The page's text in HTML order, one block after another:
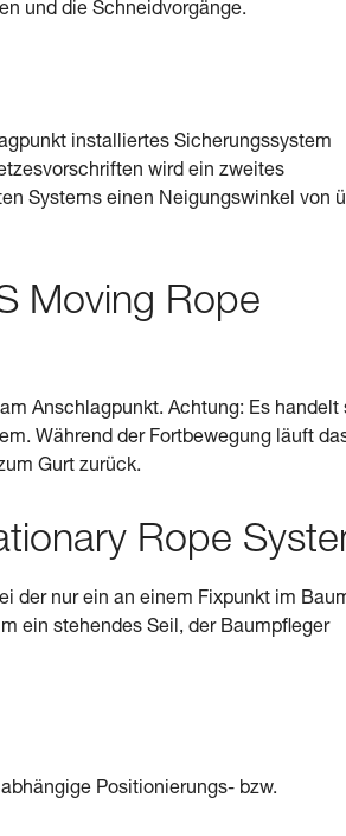
und die Schneidvorgänge.
installiertes Sicherungssystem
wird ein zweites
Systems einen Neigungswinkel von
Moving Rope
Anschlagpunkt. Achtung: Es handelt
Während der Fortbewegung läuft
Gurt zurück.
Rope
der nur ein an einem Fixpunkt im
ein stehendes Seil, der Baumpfleger
Positionierungs- bzw.